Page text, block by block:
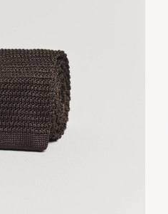
hieman enemmän tilaa.
ANTTON I GEKAUFT AM AUF
🌟🌟🌟🌟🌟🌟🌟🌟🌟🌟
CANE S GEKAUFT AM AUF